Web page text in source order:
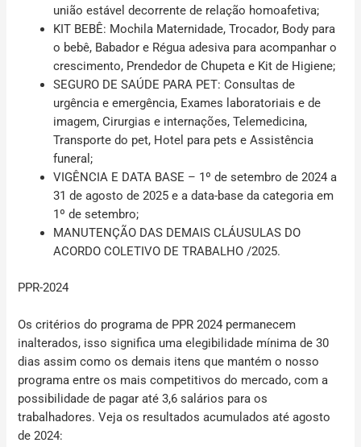
união estável decorrente de relação homoafetiva;
KIT BEBÊ: Mochila Maternidade, Trocador, Body para
o bebê, Babador e Régua adesiva para acompanhar o
crescimento, Prendedor de Chupeta e Kit de Higiene;
SEGURO DE SAÚDE PARA PET: Consultas de
urgência e emergência, Exames laboratoriais e de
imagem, Cirurgias e internações, Telemedicina,
Transporte do pet, Hotel para pets e Assistência
funeral;
VIGÊNCIA E DATA BASE – 1º de setembro de 2024 a
31 de agosto de 2025 e a data-base da categoria em
1º de setembro;
MANUTENÇÃO DAS DEMAIS CLÁUSULAS DO
ACORDO COLETIVO DE TRABALHO /2025.
PPR-2024
Os critérios do programa de PPR 2024 permanecem
inalterados, isso significa uma elegibilidade mínima de 30
dias assim como os demais itens que mantém o nosso
programa entre os mais competitivos do mercado, com a
possibilidade de pagar até 3,6 salários para os
trabalhadores. Veja os resultados acumulados até agosto
de 2024: